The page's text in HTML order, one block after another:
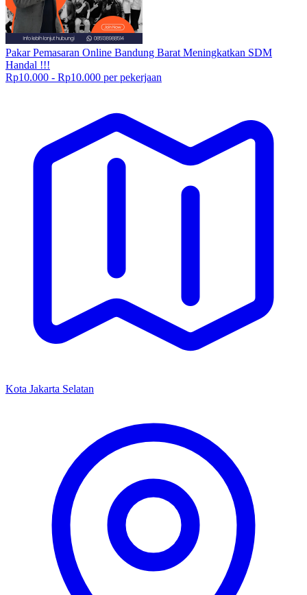
Pakar Pemasaran Online Bandung Barat Meningkatkan SDM
Handal !!!
Rp10.000 - Rp10.000 per pekerjaan
Kota Jakarta Selatan